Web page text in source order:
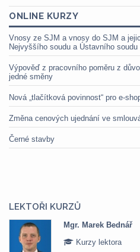
ONLINE KURZY
Vnosy ze SJM a vnosy do SJM a
Nejvyššího soudu a Ústavního soudu
Výpověď z pracovního poměru z
jedné směny
Nová „tlačítková povinnost“ pro e-
Změna cenových ujednání ve
Černé stavby
LEKTOŘI KURZŮ
Mgr. Marek Bednář
Kurzy lektora